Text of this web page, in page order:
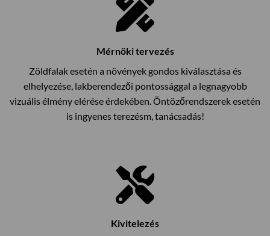
Mérnöki tervezés
Zöldfalak esetén a növények gondos kiválasztása és
elhelyezése, lakberendezői pontossággal a legnagyobb
vizuális élmény elérése érdekében. Öntözőrendszerek esetén
is ingyenes terezésm, tanácsadás!
Kivitelezés